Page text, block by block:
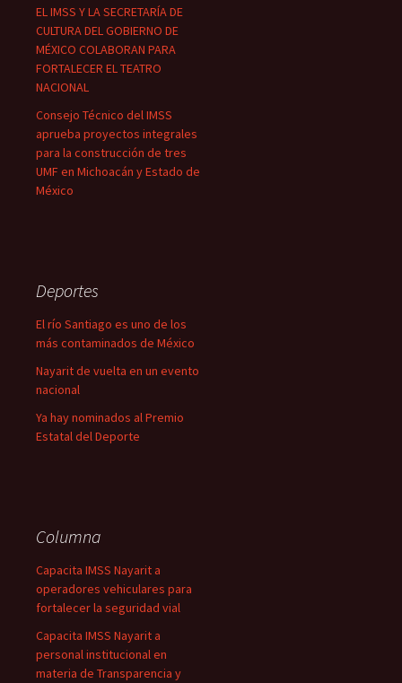
EL IMSS Y LA SECRETARÍA DE
CULTURA DEL GOBIERNO DE
MÉXICO COLABORAN PARA
FORTALECER EL TEATRO
NACIONAL
Consejo Técnico del IMSS
aprueba proyectos integrales
para la construcción de tres
UMF en Michoacán y Estado de
México
Deportes
El río Santiago es uno de los
más contaminados de México
Nayarit de vuelta en un evento
nacional
Ya hay nominados al Premio
Estatal del Deporte
Columna
Capacita IMSS Nayarit a
operadores vehiculares para
fortalecer la seguridad vial
Capacita IMSS Nayarit a
personal institucional en
materia de Transparencia y